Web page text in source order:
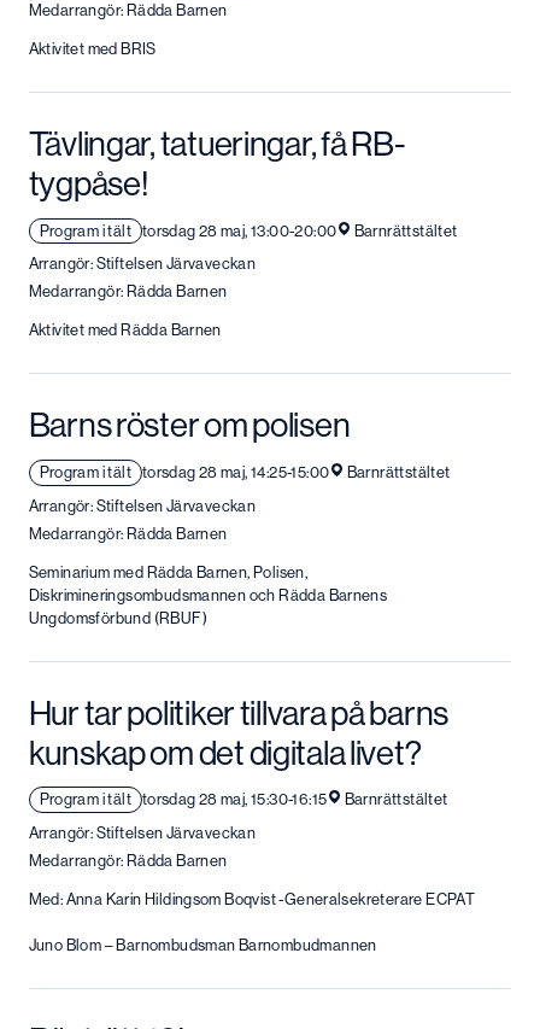
Medarrangör: Rädda Barnen
Aktivitet med BRIS
Tävlingar, tatueringar, få RB-
tygpåse!
Program i tält torsdag 28 maj, 13:00-20:00
Barnrättstältet
Arrangör: Stiftelsen Järvaveckan
Medarrangör: Rädda Barnen
Aktivitet med Rädda Barnen
Barns röster om polisen
Program i tält torsdag 28 maj, 14:25-15:00
Barnrättstältet
Arrangör: Stiftelsen Järvaveckan
Medarrangör: Rädda Barnen
Seminarium med Rädda Barnen, Polisen,
Diskrimineringsombudsmannen och Rädda Barnens
Ungdomsförbund (RBUF)
Hur tar politiker tillvara på barns
kunskap om det digitala livet?
Program i tält torsdag 28 maj, 15:30-16:15
Barnrättstältet
Arrangör: Stiftelsen Järvaveckan
Medarrangör: Rädda Barnen
Med: Anna Karin Hildingsom Boqvist -Generalsekreterare ECPAT
Juno Blom – Barnombudsman Barnombudmannen